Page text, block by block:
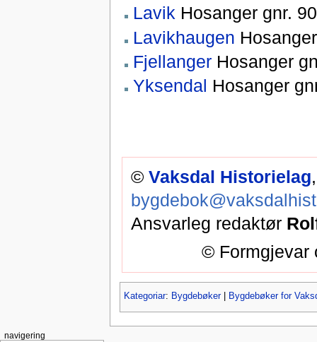
Lavik Hosanger gnr.
Lavikhaugen
FjellangerHosanger
Yksendal Hosanger
©Vaksdal Historielag
Ansvarleg redaktør
© Formgjevar
Kategoriar: Bygdebøker| Bygdebøker for
navigering